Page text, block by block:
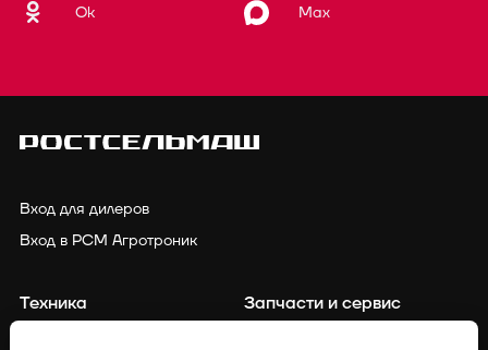
Ok Max
Вход для дилеров
Вход в РСМ Агротроник
Техника
Запчасти и сервис